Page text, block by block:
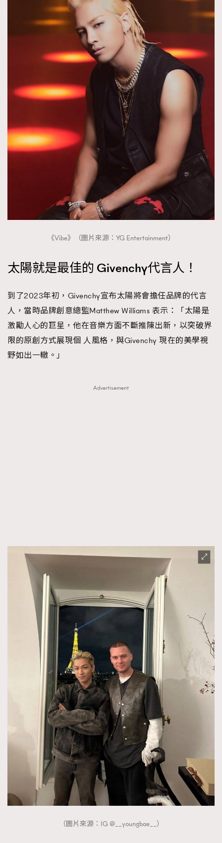
《Vibe》（圖片來源：YG Entertainment）
太陽就是最佳的 Givenchy代言人！
到了2023年初，Givenchy宣布太陽將會擔任品牌的代言
人，當時品牌創意總監Matthew Williams 表示：「太陽是
激勵人心的巨星，他在音樂方面不斷推陳出新，以突破界
限的原創方式展現個 人風格，與Givenchy 現在的美學視
野如出一轍。」
Advertisement
（圖片來源：IG @__youngbae__）